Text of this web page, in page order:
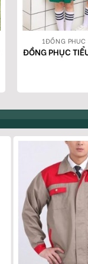
1ĐỒNG PHỤC
ĐỒNG PHỤC